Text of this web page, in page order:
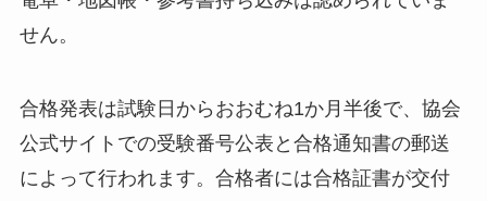
せん。
合格発表は試験日からおおむね1か月半後で、協会
公式サイトでの受験番号公表と合格通知書の郵送
によって行われます。合格者には合格証書が交付